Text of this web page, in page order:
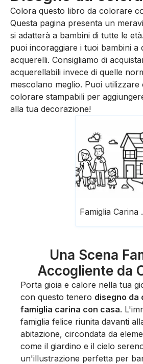
Colora questo libro da colorare
Questa pagina presenta un
si adatterà a bambini di tutte le
puoi incoraggiare i tuoi bambini a
acquerelli. Consigliamo di
acquerellabili invece di quelle
mescolano meglio. Puoi utilizzare
colorare stampabili per
alla tua decorazione!
Una Scena
Accogliente da
Porta gioia e calore nella tua
con questo tenero disegno da
famiglia carina con casa.
famiglia felice riunita davanti
abitazione, circondata da
come il giardino e il cielo
un'illustrazione perfetta per